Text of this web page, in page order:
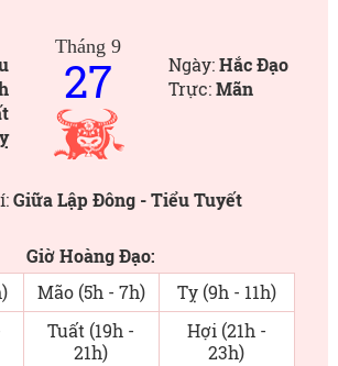
Tháng 9
27 Ngày:Hắc Đạo
Trực:Mãn
Giữa Lập Đông - Tiểu Tuyết
Giờ Hoàng Đạo:
Mão (5h - 7h)
Tỵ (9h - 11h)
Tuất (19h -
21h)
Hợi (21h -
23h)